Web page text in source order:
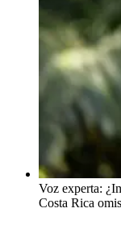
Voz experta:
Costa Rica